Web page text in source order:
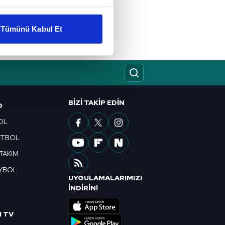
gösterilmeyecektir."
kullanılmaktadır. Bu
sunulması
detaylı bilgi için Ayarlar
ve sitemizde ilgili
Tümünü Kabul Et
TV
BIZI TAKIP EDIN
UYGULAMALARIMIZI
İNDİRİN!